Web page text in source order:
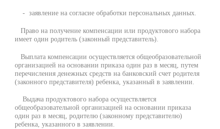
- заявление на согласие обработки персональных данных.
Право на получение компенсации или продуктового набора
имеет один родитель (законный представитель).
Выплата компенсации осуществляется общеобразовательной
организацией на основании приказа один раз в месяц, путем
перечисления денежных средств на банковский счет родителя
(законного представителя) ребенка, указанный в заявлении.
Выдача продуктового набора осуществляется
общеобразовательной организацией на основании приказа
один раз в месяц, родителю (законному представителю)
ребенка, указанного в заявлении.